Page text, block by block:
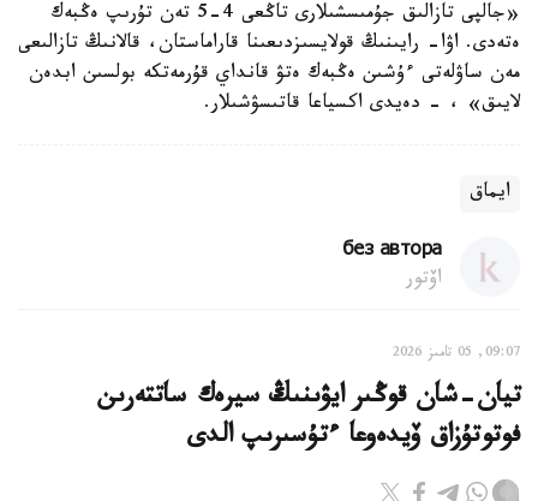
«جالپى تازالىق جۇمىسشىلارى تاڭعى 4-5 تەن تۇرىپ ەڭبەك
ەتەدى. اۋا- رايىنىڭ قولايسىزدىعىنا قاراماستان، قالانىڭ تازالىعى
مەن ساۋلەتى ءۇشىن ەڭبەك ەتۋ قانداي قۇرمەتكە بولسىن ابدەن
لايىق» ، - دەيدى اكسياعا قاتىسۋشىلار.
ايماق
без автора
اۆتور
09:07, 05 تامىز 2026
تيان-شان قوڭىر ايۋىنىڭ سيرەك ساتتەرىن
فوتوتۇزاق ۆيدەوعا ءتۇسىرىپ الدى